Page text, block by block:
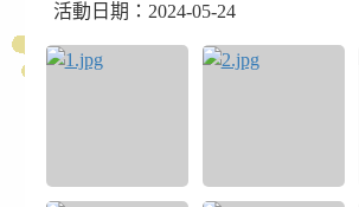
活動日期：2024-05-24